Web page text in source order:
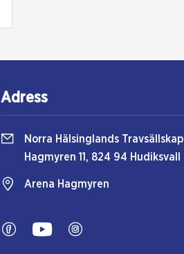
Adress
Norra Hälsinglands Travsällskap
Hagmyren 11, 824 94 Hudiksvall
Arena Hagmyren